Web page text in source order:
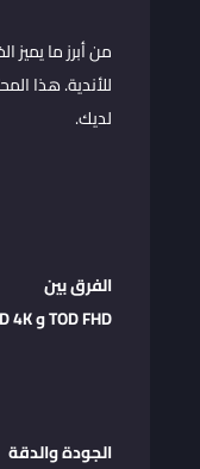
من أبرز ما
لديك.
الفرق بين
TOD FHDو4K
الجودة والدقة